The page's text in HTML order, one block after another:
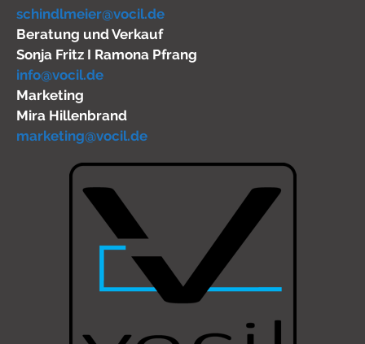
schindlmeier@vocil.de
Beratung und Verkauf
Sonja Fritz I Ramona Pfrang
info@vocil.de
Marketing
Mira Hillenbrand
marketing@vocil.de